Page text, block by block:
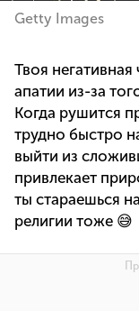
Getty Images
Твоя
апатии из-за
Когда рушится
трудно быстро
выйти из
привлекает
ты стараешься
религии тоже 😅